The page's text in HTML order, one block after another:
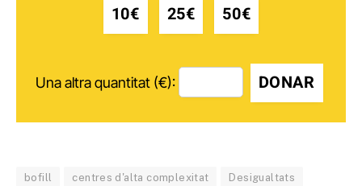
10€ 25€ 50€
Una altra quantitat (€): DONAR
bofill centres d'alta complexitat Desigualtats